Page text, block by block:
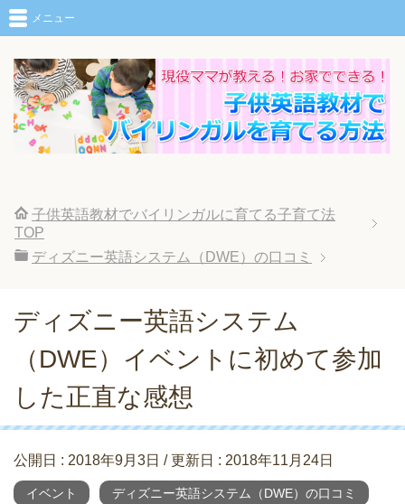
メニュー
子供英語教材でバイリンガルに育てる子育て法
TOP
ディズニー英語システム（DWE）の口コミ
ディズニー英語システム
（DWE）イベントに初めて参加
した正直な感想
公開日 : 2018年9月3日 / 更新日 : 2018年11月24日
イベント ディズニー英語システム（DWE）の口コミ